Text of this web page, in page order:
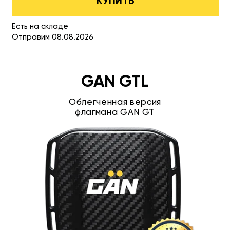
Есть на складе
Отправим 08.08.2026
GAN GTL
Облегченная версия
флагмана GAN GT